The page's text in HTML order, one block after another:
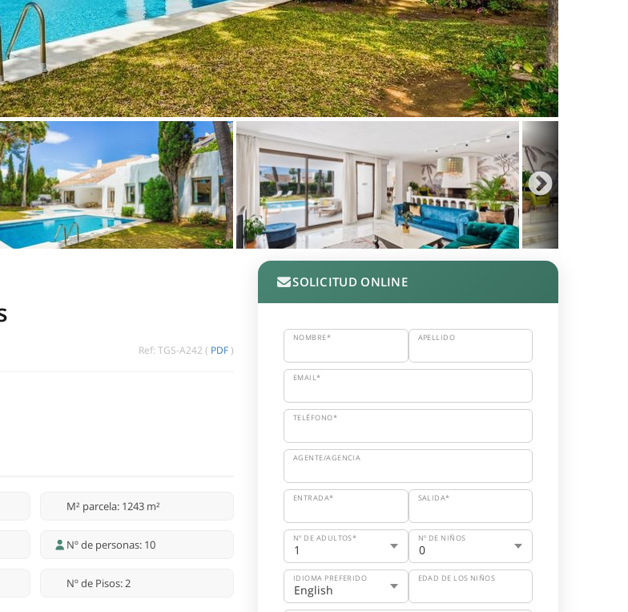
Ref: TGS-A242 ( PDF )
M² parcela: 1243 m²
Nº de personas: 10
Nº de Pisos: 2
SOLICITUD ONLINE
NOMBRE* APELLIDO
EMAIL*
TELÉFONO*
AGENTE/AGENCIA
ENTRADA* SALIDA*
Nº DE ADULTOS* Nº DE NIÑOS
IDIOMA PREFERIDO EDAD DE LOS NIÑOS